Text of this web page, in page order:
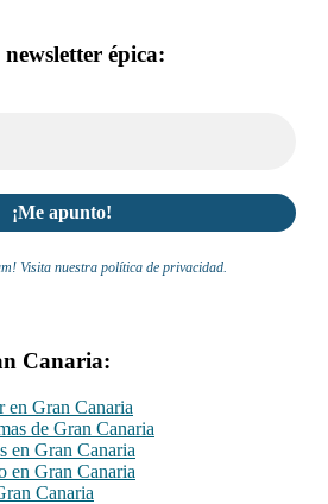
épica:
Visita nuestra política de privacidad.
Canaria:
en Gran Canaria
de Gran Canaria
en Gran Canaria
en Gran Canaria
Canaria